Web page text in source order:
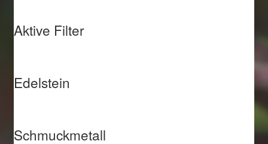
Aktive Filter
Edelstein
Schmuckmetall